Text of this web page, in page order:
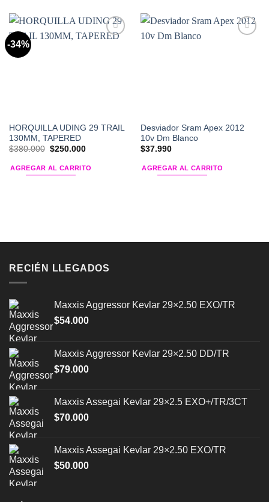
-34%
HORQUILLA UDING 29 TRAIL
130MM, TAPERED
$380.000 El
original
era:
$250.000El
actual
es:
AGREGAR AL CARRITO
Desviador Sram Apex 2012
10v Dm Blanco
$37.990
AGREGAR AL CARRITO
RECIÉN LLEGADOS
Maxxis Aggressor Kevlar 29×2.50 EXO/TR
$54.000
Maxxis Aggressor Kevlar 29×2.50 DD/TR
$79.000
Maxxis Assegai Kevlar 29×2.5 EXO+/TR/3CT
$70.000
Maxxis Assegai Kevlar 29×2.50 EXO/TR
$50.000